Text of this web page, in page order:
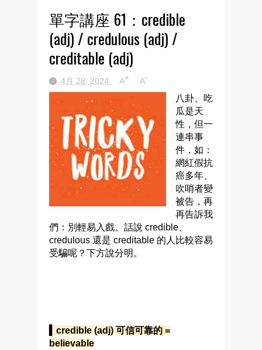
單字講座 61：credible
(adj) / credulous (adj) /
creditable (adj)
4月 28, 2024 A+ A-
八卦、吃
瓜是天
性，但一
連串事
件，如：
網紅假抗
癌多年、
吹哨者變
被告，再
再告訴我
們：別輕易入戲。話說 credible、
credulous 還是 creditable 的人比較容易
受騙呢？下方說分明。
▍credible (adj) 可信可靠的 =
believable